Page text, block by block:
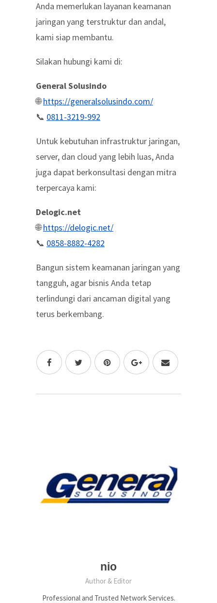
Anda memerlukan layanan keamanan
jaringan yang terstruktur dan andal,
kami siap membantu.
Silakan hubungi kami di:
General Solusindo
🌐https://generalsolusindo.com/
📞 0811-3219-992
Untuk kebutuhan infrastruktur jaringan,
server, dan cloud yang lebih luas, Anda
juga dapat berkonsultasi dengan mitra
terpercaya kami:
Delogic.net
🌐https://delogic.net/
📞 0858-8882-4282
Bangun sistem keamanan jaringan yang
tangguh, agar bisnis Anda tetap
terlindungi dari ancaman digital yang
terus berkembang.
nio
Author & Editor
Professional and Trusted Network Services.